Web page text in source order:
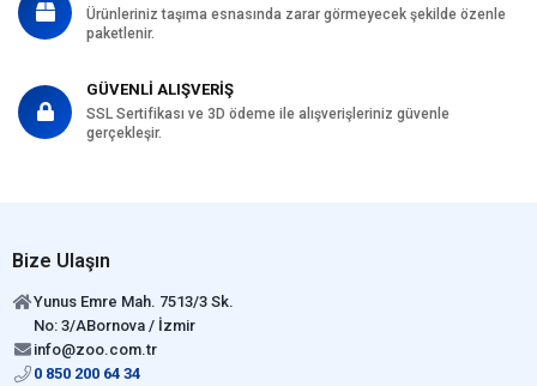
Ürünleriniz taşıma esnasında zarar görmeyecek şekilde özenle
paketlenir.
GÜVENLİ ALIŞVERİŞ
SSL Sertifikası ve 3D ödeme ile alışverişleriniz güvenle
gerçekleşir.
Bize Ulaşın
Yunus Emre Mah. 7513/3 Sk.
No: 3/ABornova / İzmir
info@zoo.com.tr
0 850 200 64 34